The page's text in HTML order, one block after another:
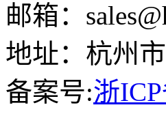
邮箱：
地址：杭州
备案号:浙